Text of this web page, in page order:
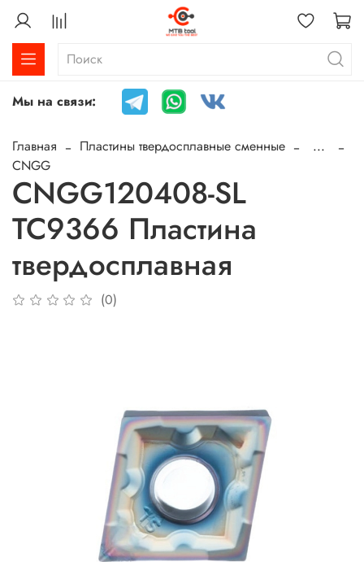
Мы на связи:
Главная Пластины твердосплавные сменные
...
CNGG
CNGG120408-SL
TC9366 Пластина
твердосплавная
(0)